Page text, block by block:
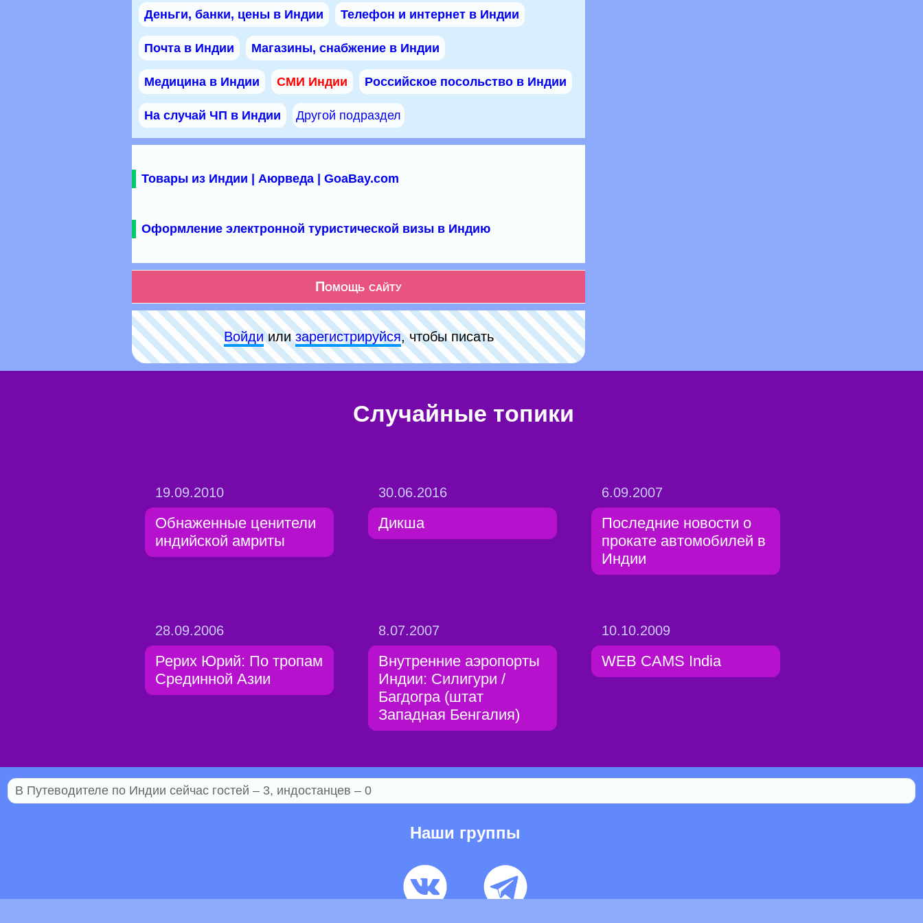
Деньги, банки, цены в Индии Телефон и интернет в Индии
Почта в Индии Магазины, снабжение в Индии
Медицина в Индии СМИ Индии Российское посольство в Индии
На случай ЧП в Индии Другой подраздел
Товары из Индии | Аюрведа | GoaBay.com
Оформление электронной туристической визы в Индию
Помощь сайту
Войдиилизарeгиcтpируйся, чтобы писать
Случайные топики
19.09.2010
Обнаженные ценители
индийской амриты
30.06.2016
Дикша
6.09.2007
Последние новости о
прокате автомобилей в
Индии
28.09.2006
Рерих Юрий: По тропам
Срединной Азии
8.07.2007
Внутренние аэропорты
Индии: Силигури /
Багдогра (штат
Западная Бенгалия)
10.10.2009
WEB CAMS India
В Путеводителе по Индии сейчас гостей – 3, индостанцев – 0
Наши группы